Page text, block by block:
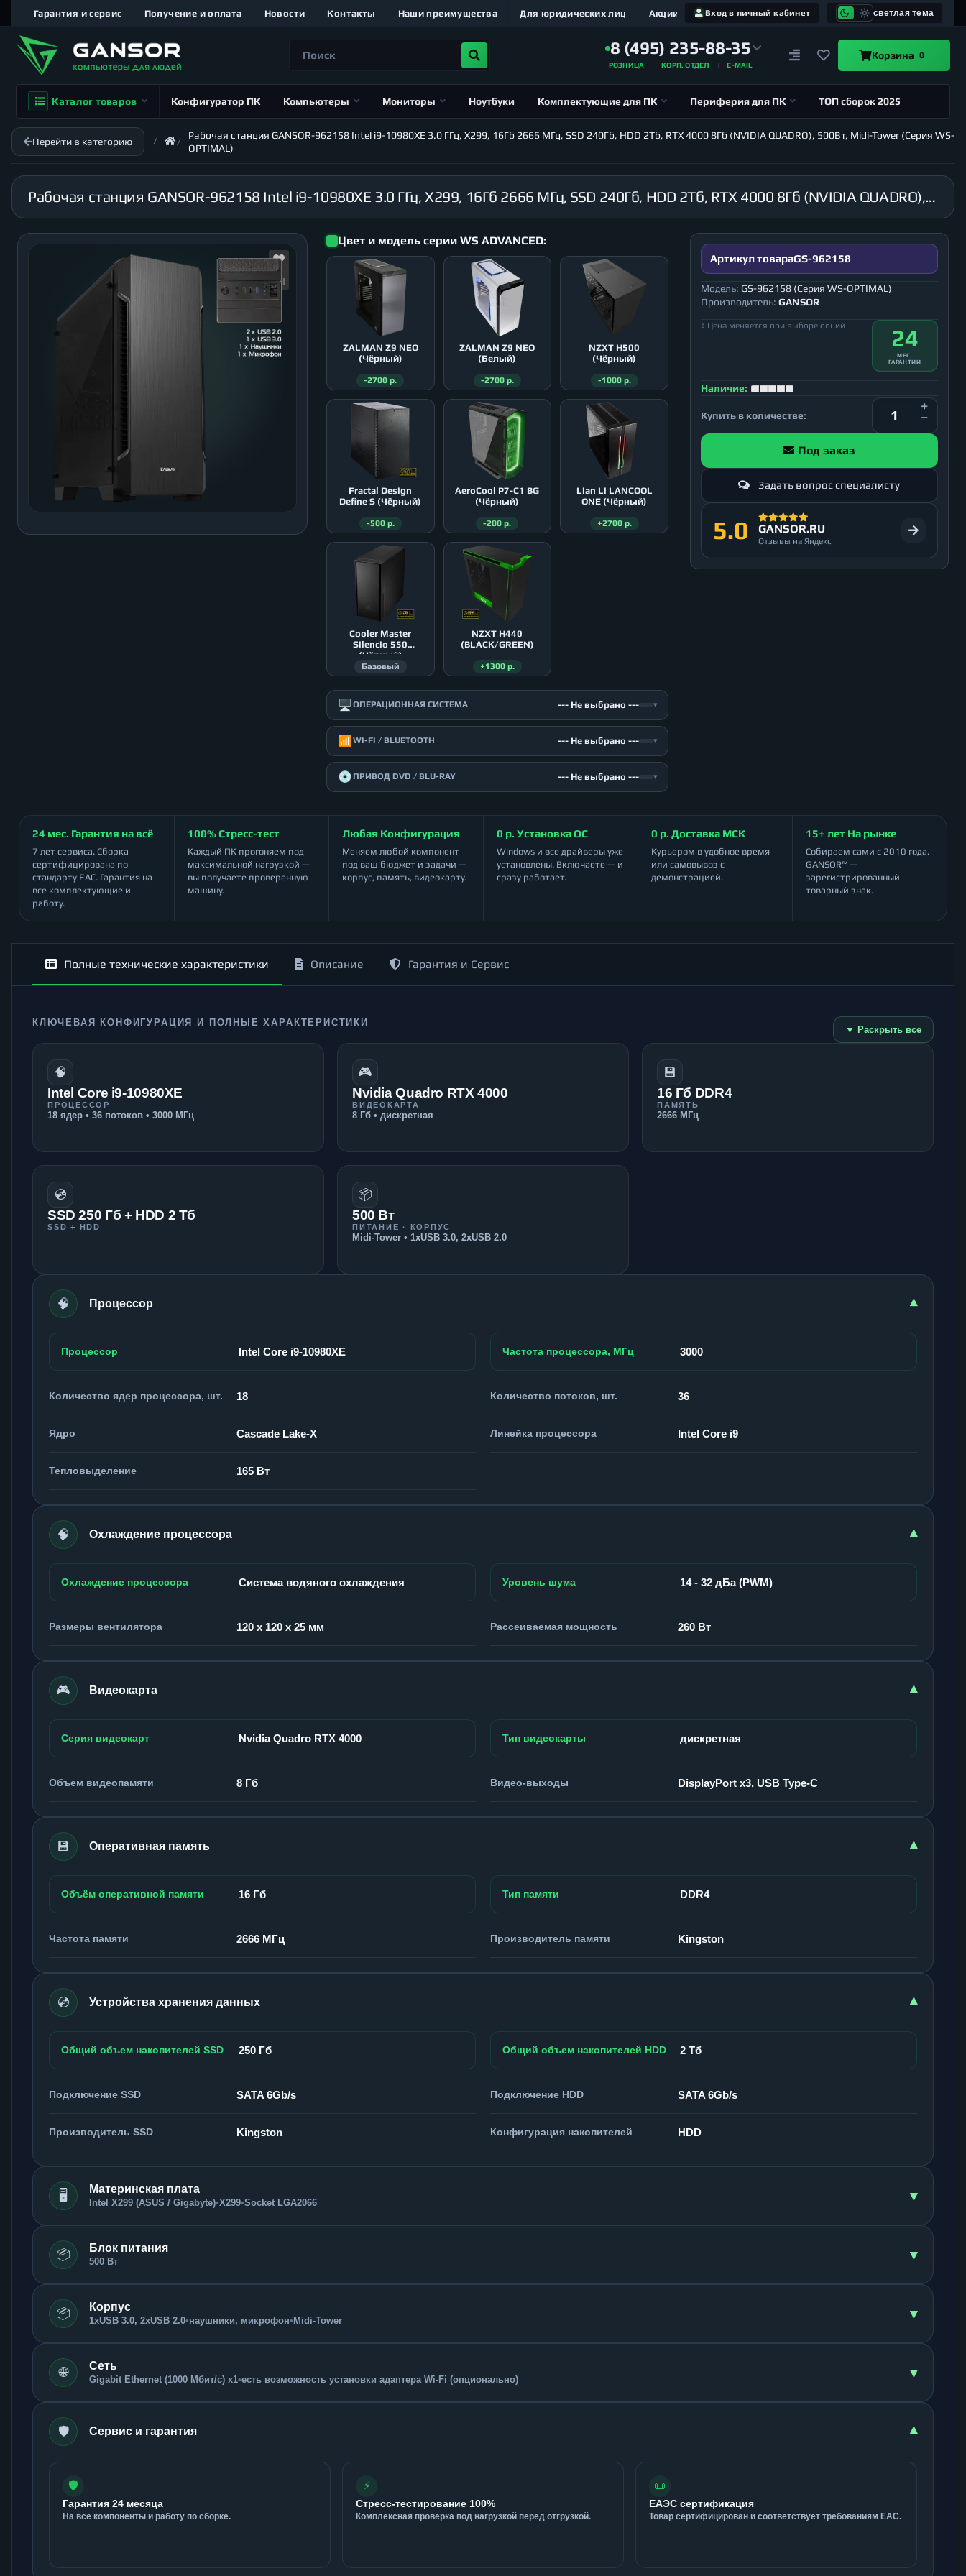
Вход в личный кабинет светлая тема
Гарантия и сервис Получение и оплата Новости Контакты Наши преимущества Для юридических лиц Акции
8 (495) 235-88-35
РОЗНИЦА КОРП. ОТДЕЛ E-MAIL
Корзина 0
Каталог товаров Конфигуратор ПК Компьютеры Мониторы Ноутбуки Комплектующие для ПК Периферия для ПК ТОП сборок 2025
Перейти в категорию
Рабочая станция GANSOR-962158 Intel i9-10980XE 3.0 ГГц, X299, 16Гб 2666 МГц, SSD 240Гб, HDD 2Тб, RTX 4000 8Гб (NVIDIA QUADRO), 500Вт, Midi-Tower (Серия WS-
OPTIMAL)
Рабочая станция GANSOR-962158 Intel i9-10980XE 3.0 ГГц, X299, 16Гб 2666 МГц, SSD 240Гб, HDD 2Тб, RTX 4000 8Гб (NVIDIA QUADRO), 500Вт, Midi-Tower (Серия WS-OPTIMAL)
Цвет и модель серии WS ADVANCED:
ZALMAN Z9 NEO
(Чёрный)
-2700 р.
ZALMAN Z9 NEO
(Белый)
-2700 р.
NZXT H500
(Чёрный)
-1000 р.
Fractal Design
Define S (Чёрный)
-500 р.
AeroСool P7-C1 BG
(Чёрный)
-200 р.
Lian Li LANCOOL
ONE (Чёрный)
+2700 р.
Cooler Master
Silencio 550
(Чёрный)
Базовый
NZXT H440
(BLACK/GREEN)
+1300 р.
🖥️ ОПЕРАЦИОННАЯ СИСТЕМА --- Не выбрано --- ▾
📶 WI-FI / BLUETOOTH --- Не выбрано --- ▾
💿 ПРИВОД DVD / BLU-RAY --- Не выбрано --- ▾
Артикул товараGS-962158
Модель: GS-962158 (Серия WS-OPTIMAL)
Производитель: GANSOR
↕ Цена меняется при выборе опций 24
МЕС.
ГАРАНТИИ
Наличие:
Купить в количестве:
Под заказ
Задать вопрос специалисту
5.0 GANSOR.RU
Отзывы на Яндекс
24 мес. Гарантия на всё
7 лет сервиса. Сборка
сертифицирована по
стандарту ЕАС. Гарантия на
все комплектующие и
работу.
100% Стресс-тест
Каждый ПК прогоняем под
максимальной нагрузкой —
вы получаете проверенную
машину.
Любая Конфигурация
Меняем любой компонент
под ваш бюджет и задачи —
корпус, память, видеокарту.
0 р. Установка ОС
Windows и все драйверы уже
установлены. Включаете — и
сразу работает.
0 р. Доставка МСК
Курьером в удобное время
или самовывоз с
демонстрацией.
15+ лет На рынке
Собираем сами с 2010 года.
GANSOR™ —
зарегистрированный
товарный знак.
Полные технические характеристики Описание Гарантия и Сервис
КЛЮЧЕВАЯ КОНФИГУРАЦИЯ И ПОЛНЫЕ ХАРАКТЕРИСТИКИ
▼ Раскрыть все
🧠
Intel Core i9-10980XE
ПРОЦЕССОР
18 ядер • 36 потоков • 3000 МГц
🎮
Nvidia Quadro RTX 4000
ВИДЕОКАРТА
8 Гб • дискретная
💾
16 Гб DDR4
ПАМЯТЬ
2666 МГц
💿
SSD 250 Гб + HDD 2 Тб
SSD + HDD
📦
500 Вт
ПИТАНИЕ · КОРПУС
Midi-Tower • 1xUSB 3.0, 2xUSB 2.0
🧠 Процессор ▾
Процессор Intel Core i9-10980XE Частота процессора, МГц 3000
Количество ядер процессора, шт. 18 Количество потоков, шт. 36
Ядро Cascade Lake-X Линейка процессора Intel Core i9
Тепловыделение 165 Вт
🧠 Охлаждение процессора ▾
Охлаждение процессора Система водяного охлаждения Уровень шума 14 - 32 дБа (PWM)
Размеры вентилятора 120 x 120 x 25 мм Рассеиваемая мощность 260 Вт
🎮 Видеокарта ▾
Серия видеокарт Nvidia Quadro RTX 4000 Тип видеокарты дискретная
Объем видеопамяти 8 Гб Видео-выходы DisplayPort x3, USB Type-C
💾 Оперативная память ▾
Объём оперативной памяти 16 Гб Тип памяти DDR4
Частота памяти 2666 МГц Производитель памяти Kingston
💿 Устройства хранения данных ▾
Общий объем накопителей SSD 250 Гб Общий объем накопителей HDD 2 Тб
Подключение SSD SATA 6Gb/s Подключение HDD SATA 6Gb/s
Производитель SSD Kingston Конфигурация накопителей HDD
🖥️ Материнская плата
Intel X299 (ASUS / Gigabyte)•X299•Socket LGA2066 ▾
📦 Блок питания
500 Вт ▾
📦 Корпус
1xUSB 3.0, 2xUSB 2.0•наушники, микрофон• Midi-Tower ▾
🌐 Сеть
Gigabit Ethernet (1000 Мбит/с) x1•есть возможность установки адаптера Wi-Fi (опционально) ▾
🛡️ Сервис и гарантия ▾
🛡️
Гарантия 24 месяца
На все компоненты и работу по сборке.
⚡
Стресс-тестирование 100%
Комплексная проверка под нагрузкой перед отгрузкой.
📜
ЕАЭС сертификация
Товар сертифицирован и соответствует требованиям ЕАС.